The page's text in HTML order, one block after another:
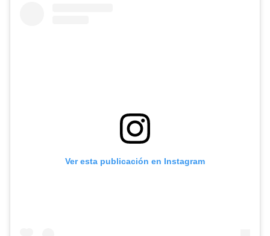
Ver esta publicación en Instagram